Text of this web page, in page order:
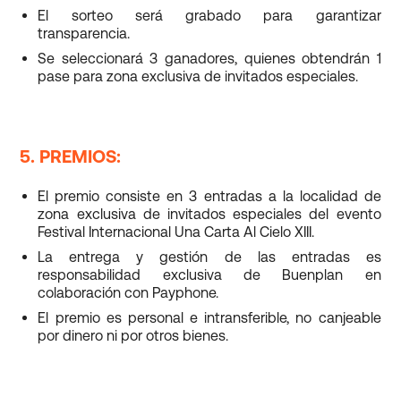
El sorteo será grabado para garantizar
transparencia.
Se seleccionará 3 ganadores, quienes obtendrán 1
pase para zona exclusiva de invitados especiales.
5. PREMIOS:
El premio consiste en 3 entradas a la localidad de
zona exclusiva de invitados especiales del evento
Festival Internacional Una Carta Al Cielo XIII.
La entrega y gestión de las entradas es
responsabilidad exclusiva de Buenplan en
colaboración con Payphone.
El premio es personal e intransferible, no canjeable
por dinero ni por otros bienes.